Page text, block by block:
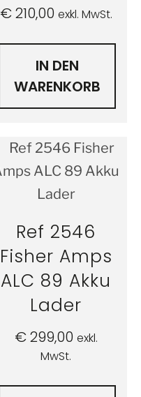
€210,00 exkl. MwSt.
IN DEN
WARENKORB
Ref 2546
Fisher Amps
ALC 89 Akku
Lader
€299,00 exkl.
MwSt.